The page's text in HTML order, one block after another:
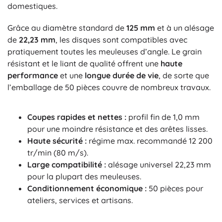
domestiques.
Grâce au diamètre standard de 125 mm et à un alésage
de 22,23 mm, les disques sont compatibles avec
pratiquement toutes les meuleuses d’angle. Le grain
résistant et le liant de qualité offrent une haute
performance et une longue durée de vie, de sorte que
l’emballage de 50 pièces couvre de nombreux travaux.
Coupes rapides et nettes : profil fin de 1,0 mm
pour une moindre résistance et des arêtes lisses.
Haute sécurité : régime max. recommandé 12 200
tr/min (80 m/s).
Large compatibilité : alésage universel 22,23 mm
pour la plupart des meuleuses.
Conditionnement économique : 50 pièces pour
ateliers, services et artisans.